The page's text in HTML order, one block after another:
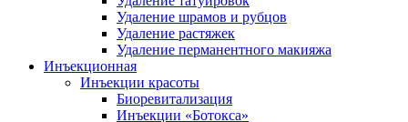
Удаление шрамов и рубцов
Удаление растяжек
Удаление перманентного макияжа
Инъекционная
Инъекции красоты
Биоревитализация
Инъекции «Ботокса»